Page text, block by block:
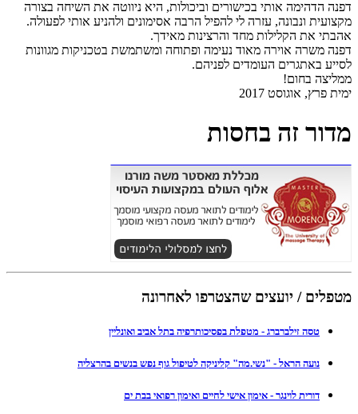
דפנה הדהימה אותי בכישורים וביכולות, היא ניווטה את השיחה בצורה
מקצועית ונבונה, עזרה לי להפיל הרבה אסימונים ולהניע אותי לפעולה.
אהבתי את הקלילות מחד והרצינות מאידך.
דפנה משרה אוירה מאוד נעימה ופתוחה ומשתמשת בטכניקות מגוונות
לסייע באתגרים העומדים לפניהם.
ממליצה בחום!
ימית פרץ, אוגוסט 2017
מדור זה בחסות
מטפלים / יועצים שהצטרפו לאחרונה
טסה זילברברג - מטפלת בפסיכותרפיה בתל אביב ואונליין
נועה הראל - "נשי.מה" קליניקה לטיפול גוף נפש בנשים בהרצליה
דורית לוינגר - אימון אישי לחיים ואימון רפואי בבת ים